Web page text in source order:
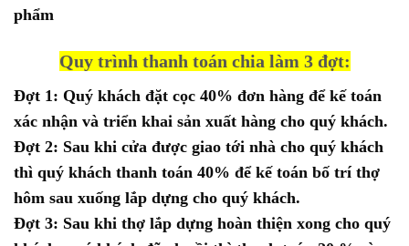
phẩm
Quy trình thanh toán chia làm 3 đợt:
Đợt 1: Quý khách đặt cọc 40% đơn hàng để kế toán
xác nhận và triển khai sản xuất hàng cho quý khách.
Đợt 2: Sau khi cửa được giao tới nhà cho quý khách
thì quý khách thanh toán 40% để kế toán bố trí thợ
hôm sau xuống lắp dựng cho quý khách.
Đợt 3: Sau khi thợ lắp dựng hoàn thiện xong cho quý